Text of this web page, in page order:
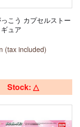
こう カプセルストー
ュア
(tax included)
Stock: △